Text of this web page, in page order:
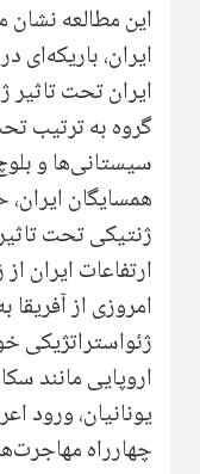
این مطالعه
ایران،
ایران تحت
گروه به ترتیب
سیستانی‌ها و
همسایگان
ژنتیکی تحت
ارتفاعات ایران
امروزی از
ژئواستراتژیکی
اروپایی مانند
یونانیان، ورود
چهارراه